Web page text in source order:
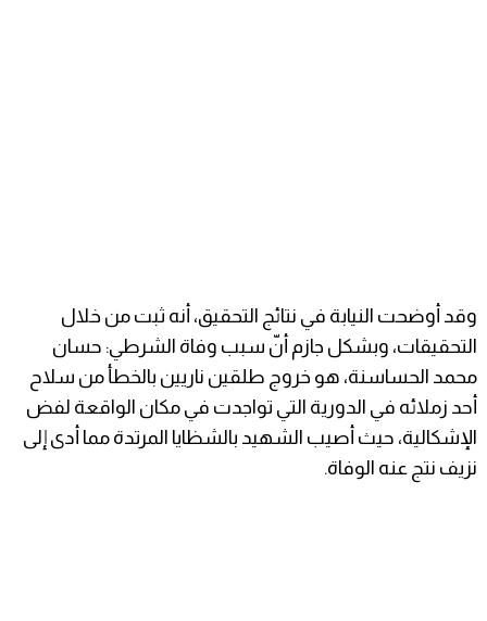
وقد أوضحت النيابة في نتائج التحقيق، أنه ثبت من خلال
التحقيقات، وبشكل جازم أنّ سبب وفاة الشرطي: حسان
محمد الحساسنة، هو خروج طلقين ناريين بالخطأ من سلاح
أحد زملائه في الدورية التي تواجدت في مكان الواقعة لفض
الإشكالية، حيث أصيب الشهيد بالشظايا المرتدة مما أدى إلى
نزيف نتج عنه الوفاة.